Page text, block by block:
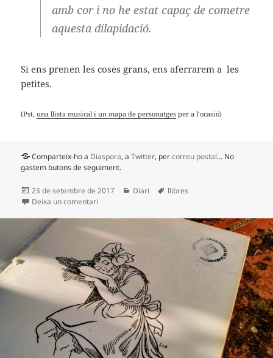
amb cor i no he estat capaç de cometre
aquesta dilapidació.
Si ens prenen les coses grans, ens aferrarem a les
petites.
(Pst,una llista musical i un mapa de personatges per a l’ocasió)
Comparteix-ho a Diaspora, aTwitter, percorreu postal... No
gastem butons de seguiment.
Publicat
el
23 de setembre de 2017 Categories
Diari Etiquetes
llibres
Deixa un comentari